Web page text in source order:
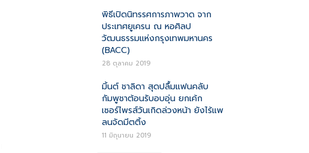
พิธีเปิดนิทรรศการภาพวาด จาก
ประเทศยูเครน ณ หอศิลป
วัฒนธรรมแห่งกรุงเทพมหานคร
(BACC)
28 ตุลาคม 2019
มิ้นต์ ชาลิดา สุดปลื้มแฟนคลับ
กัมพูชาต้อนรับอบอุ่น ยกเค้ก
เซอร์ไพรส์วันเกิดล่วงหน้า ยังไร้แพ
ลนจัดมีตติ้ง
11 มิถุนายน 2019